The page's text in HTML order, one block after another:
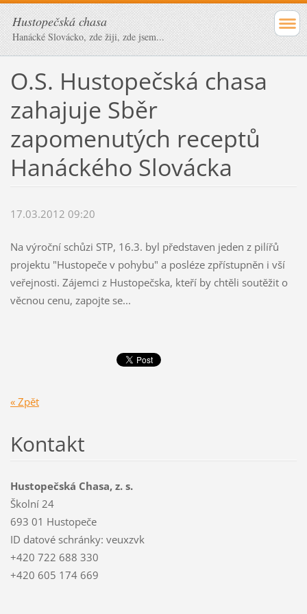
Hustopečská chasa
Hanácké Slovácko, zde žiji, zde jsem...
O.S. Hustopečská chasa
zahajuje Sběr
zapomenutých receptů
Hanáckého Slovácka
17.03.2012 09:20
Na výroční schůzi STP, 16.3. byl představen jeden z pilířů
projektu "Hustopeče v pohybu" a posléze zpřístupněn i vší
veřejnosti. Zájemci z Hustopečska, kteří by chtěli soutěžit o
věcnou cenu, zapojte se...
« Zpět
Kontakt
Hustopečská Chasa, z. s.
Školní 24
693 01 Hustopeče
ID datové schránky: veuxzvk
+420 722 688 330
+420 605 174 669